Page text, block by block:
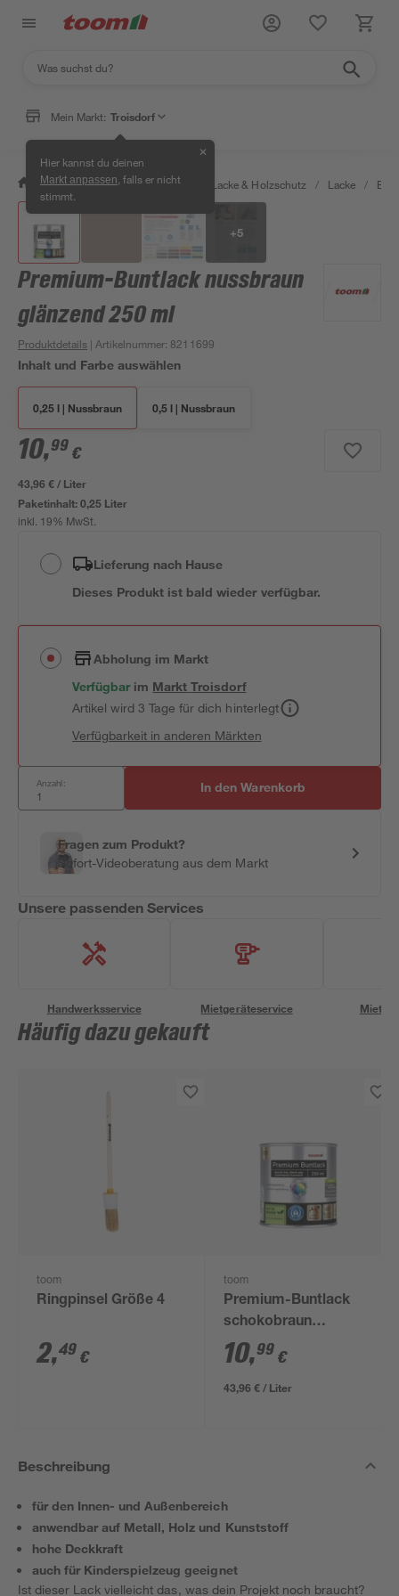
Mein Markt: Troisdorf
Hier kannst du deinen
Markt anpassen , falls er nicht
stimmt.
✕
/ Bauen & Renovieren / Farben, Lacke & Holzschutz / Lacke /
+5
Premium-Buntlack nussbraun
glänzend 250 ml
Produktdetails | Artikelnummer: 8211699
Inhalt und Farbe auswählen
0,25 l | Nussbraun 0,5 l | Nussbraun
10,99 €
43,96 € / Liter
Paketinhalt:0,25 Liter
inkl. 19% MwSt.
Lieferung nach Hause
Dieses Produkt ist bald wieder verfügbar.
Abholung im Markt
Verfügbar im MarktTroisdorf
Artikel wird 3 Tage für dich hinterlegt
Verfügbarkeit in anderen Märkten
Anzahl: In den Warenkorb
Fragen zum Produkt?
Sofort-Videoberatung aus dem Markt
Unsere passenden Services
Handwerksservice Mietgeräteservice
Häufig dazu gekauft
toom
Ringpinsel Größe 4
2,49 €
toom
Premium-Buntlack
schokobraun
glänzend 250 ml
10,99 €
43,96 € / Liter
Beschreibung
für den Innen- und Außenbereich
anwendbar auf Metall, Holz und Kunststoff
hohe Deckkraft
auch für Kinderspielzeug geeignet
Ist dieser Lack vielleicht das, was dein Projekt noch braucht?